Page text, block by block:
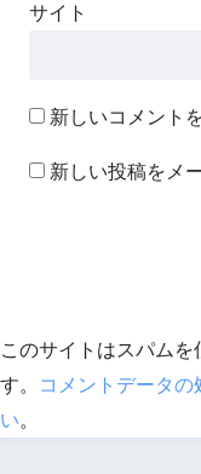
サイト
新しいコメント
新しい投稿をメ
このサイトはスパムを
す。
コメントデータの
い。